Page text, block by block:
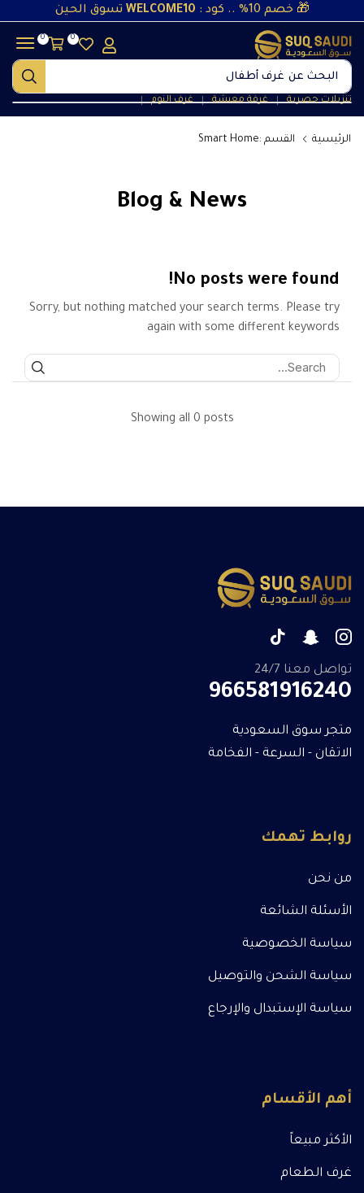
🎁 خصم 10% .. كود : WELCOME10 تسوق الحين
البحث عن غرف أطفال
تنزيلات حصرية ❘ غرفة معيشة ❘ غرف النوم ❘
0
0
الرئيسية القسم :Smart Home
Blog & News
No posts were found!
Sorry, but nothing matched your search terms. Please try
again with some different keywords
Showing all 0 posts
تواصل معنا 24/7
966581916240
متجر سوق السعودية
الاتقان - السرعة - الفخامة
روابط تهمك
من نحن
الأسئلة الشائعة
سياسة الخصوصية
سياسة الشحن والتوصيل
سياسة الإستبدال والإرجاع
أهم الأقسام
الأكثر مبيعاً
غرف الطعام